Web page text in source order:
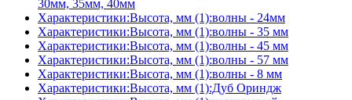
30мм, 35мм, 40мм
Характеристики:Высота, мм (1):волны - 24мм
Характеристики:Высота, мм (1):волны - 35 мм
Характеристики:Высота, мм (1):волны - 45 мм
Характеристики:Высота, мм (1):волны - 57 мм
Характеристики:Высота, мм (1):волны - 8 мм
Характеристики:Высота, мм (1):Дуб Ориндж